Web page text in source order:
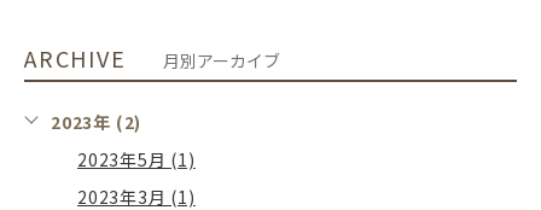
ARCHIVE 月別アーカイブ
2023年 (2)
2023年5月 (1)
2023年3月 (1)